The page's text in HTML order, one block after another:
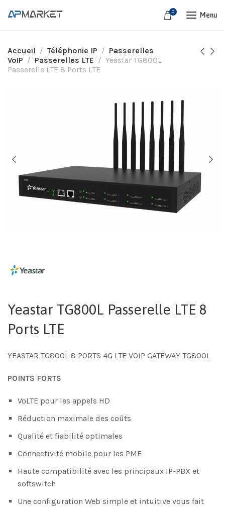
0 Menu
Accueil Téléphonie IP
Passerelles
VoIP
Passerelles LTE
Yeastar TG800L
Passerelle LTE 8 Ports LTE
Yeastar TG800L Passerelle LTE 8
Ports LTE
YEASTAR TG800L 8 PORTS 4G LTE VOIP GATEWAY TG800L
POINTS FORTS
VoLTE pour les appels HD
Réduction maximale des coûts
Qualité et fiabilité optimales
Connectivité mobile pour les PME
Haute compatibilité avec les principaux IP-PBX et
softswitch
Une configuration Web simple et intuitive vous fait